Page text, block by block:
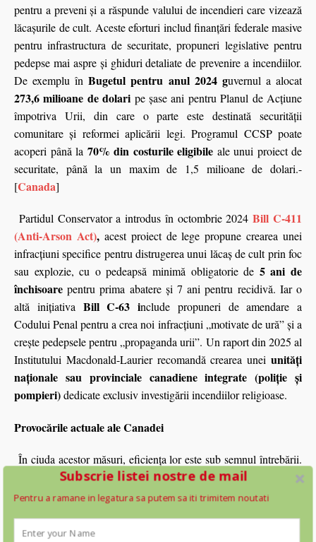
pentru a preveni și a răspunde valului de incendieri care vizează
lăcașurile de cult. Aceste eforturi includ finanțări federale masive
pentru infrastructura de securitate, propuneri legislative pentru
pedepse mai aspre și ghiduri detaliate de prevenire a incendiilor.
De exemplu înBugetul pentru anul 2024 guvernul a alocat
273,6 milioane de dolari pe șase ani pentru Planul de Acțiune
împotriva Urii, din care o parte este destinată securității
comunitare și reformei aplicării legi. Programul CCSP poate
acoperi până la 70% din costurile eligibile ale unui proiect de
securitate, până la un maxim de 1,5 milioane de dolari.-
[Canada]
Partidul Conservator a introdus în octombrie 2024Bill C-411
(Anti-Arson Act),acest proiect de lege propune crearea unei
infracțiuni specifice pentru distrugerea unui lăcaș de cult prin foc
sau explozie, cu o pedeapsă minimă obligatorie de 5 ani de
închisoare pentru prima abatere și 7 ani pentru recidivă. Iar o
altă iniţiativa Bill C-63 include propuneri de amendare a
Codului Penal pentru a crea noi infracțiuni „motivate de ură” și a
crește pedepsele pentru „propaganda urii”. Un raport din 2025 al
Institutului Macdonald-Laurier recomandă crearea unei unități
naționale sau provinciale canadiene integrate (poliție și
pompieri)dedicate exclusiv investigării incendiilor religioase.
Provocările actuale ale Canadei
În ciuda acestor măsuri, eficiența lor este sub semnul întrebării.
Dupa cum am mai amintit un studiu din aprilie 2025 arată că
peste96% dintre aceste infracțiuni rămân nesoluționate
coordonat la scară naționaă. In privinta banilor alocati apar
Subscrie listei nostre de mail
Pentru a ramane in legatura sa putem sa iti trimitem noutati